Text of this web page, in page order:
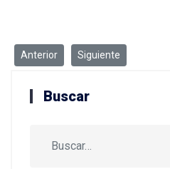
Artículo anterior: Mantenimiento
Anterior Artículo siguiente:
Siguiente
Buscar